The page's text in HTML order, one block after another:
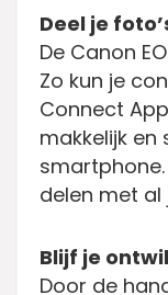
Deel je
De Canon
Zo kun je
Connect
makkelijk en
delen met al
Blijf je
Door de